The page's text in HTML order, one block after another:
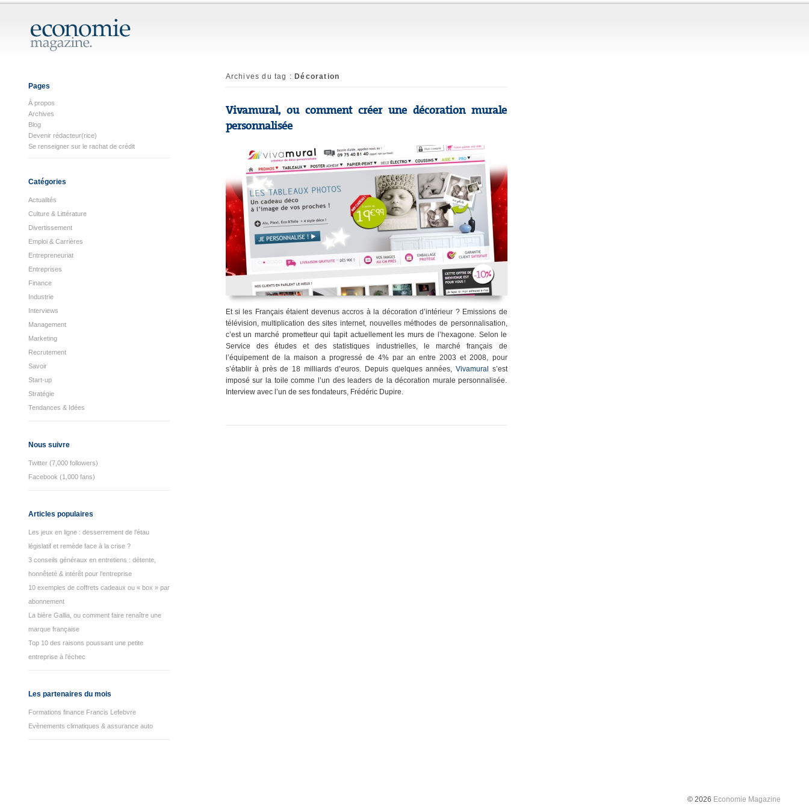
Pages
À propos
Archives
Blog
Devenir rédacteur(rice)
Se renseigner sur le rachat de crédit
Catégories
Actualités
Culture & Littérature
Divertissement
Emploi & Carrières
Entrepreneuriat
Entreprises
Finance
Industrie
Interviews
Management
Marketing
Recrutement
Savoir
Start-up
Stratégie
Tendances & Idées
Nous suivre
Twitter (7,000 followers)
Facebook (1,000 fans)
Articles populaires
Les jeux en ligne : desserrement de l’étau
législatif et remède face à la crise ?
3 conseils généraux en entretiens : détente,
honnêteté & intérêt pour l’entreprise
10 exemples de coffrets cadeaux ou « box » par
abonnement
La bière Gallia, ou comment faire renaître une
marque française
Top 10 des raisons poussant une petite
entreprise à l’échec
Les partenaires du mois
Formations finance Francis Lefebvre
Evènements climatiques & assurance auto
Archives du tag : Décoration
Vivamural, ou comment créer une décoration murale
personnalisée
Et si les Français étaient devenus accros à la décoration d’intérieur ? Emissions de
télévision, multiplication des sites internet, nouvelles méthodes de personnalisation,
c’est un marché prometteur qui tapit actuellement les murs de l’hexagone. Selon le
Service des études et des statistiques industrielles, le marché français de
l’équipement de la maison a progressé de 4% par an entre 2003 et 2008, pour
s’établir à près de 18 milliards d’euros. Depuis quelques années, Vivamural
s’est
imposé sur la toile comme l’un des leaders de la décoration murale personnalisée.
Interview avec l’un de ses fondateurs, Frédéric Dupire.
© 2026 Economie Magazine